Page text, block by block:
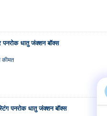
पनरोक धातु जंक्शन बॉक्स
कीमत
पनरोक धातु जंक्शन बॉक्स